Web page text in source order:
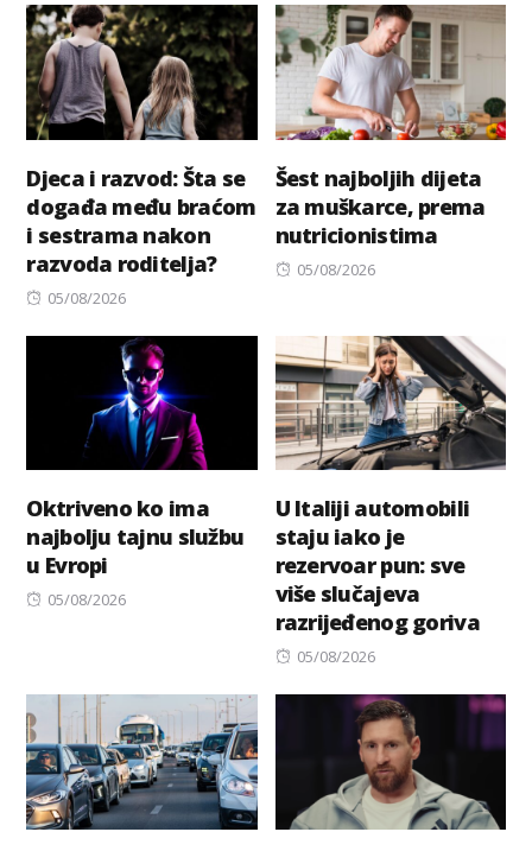
Djeca i razvod: Šta se
događa među braćom
i sestrama nakon
razvoda roditelja?
Posted
05/08/2026
Šest najboljih dijeta
za muškarce, prema
nutricionistima
Posted
05/08/2026
Oktriveno ko ima
najbolju tajnu službu
u Evropi
Posted
05/08/2026
U Italiji automobili
staju iako je
rezervoar pun: sve
više slučajeva
razrijeđenog goriva
Posted
05/08/2026